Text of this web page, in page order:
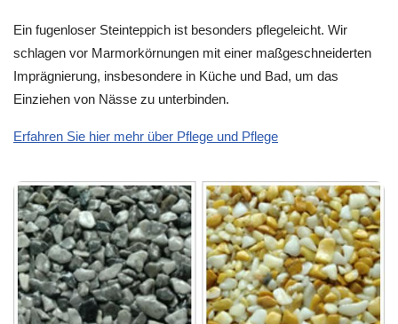
Ein fugenloser Steinteppich ist besonders pflegeleicht. Wir
schlagen vor Marmorkörnungen mit einer maßgeschneiderten
Imprägnierung, insbesondere in Küche und Bad, um das
Einziehen von Nässe zu unterbinden.
Erfahren Sie hier mehr über Pflege und Pflege